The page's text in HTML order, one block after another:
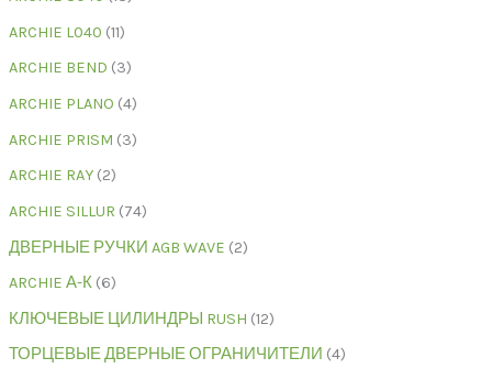
ARCHIE L040 11
ARCHIE BEND 3
ARCHIE PLANO 4
ARCHIE PRISM 3
ARCHIE RAY 2
ARCHIE SILLUR 74
ДВЕРНЫЕ РУЧКИ AGB WAVE 2
ARCHIE А-К 6
КЛЮЧЕВЫЕ ЦИЛИНДРЫ RUSH 12
ТОРЦЕВЫЕ ДВЕРНЫЕ ОГРАНИЧИТЕЛИ 4